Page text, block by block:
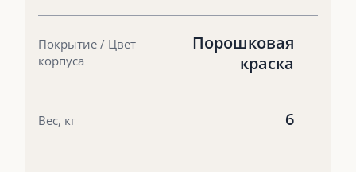
Покрытие / Цвет
корпуса
Порошковая
краска
Вес, кг 6